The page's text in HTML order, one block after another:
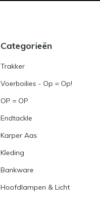
Categorieën
Trakker
Voerboilies - Op = Op!
OP = OP
Endtackle
Karper Aas
Kleding
Bankware
Hoofdlampen & Licht